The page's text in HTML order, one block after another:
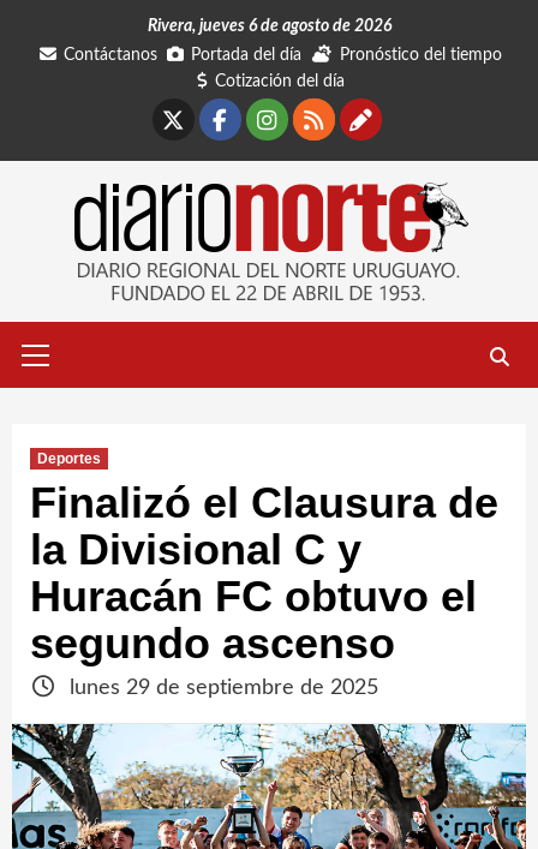
Rivera, jueves 6 de agosto de 2026
Contáctanos
Portada del día
Pronóstico del tiempo
Cotización del día
Facebook
Instagram
RSSContáctanos
primario
Deportes
Finalizó el Clausura de
la Divisional C y
Huracán FC obtuvo el
segundo ascenso
lunes 29 de septiembre de 2025